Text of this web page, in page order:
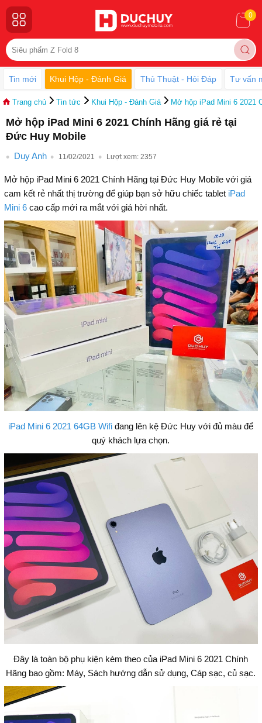
0
Tin mới Khui Hộp - Đánh Giá Thủ Thuật - Hỏi Đáp Tư vấn
Trang chủ Tin tức Khui Hộp - Đánh Giá Mở hộp iPad Mini 6 2021
Mở hộp iPad Mini 6 2021 Chính Hãng giá rẻ tại
Đức Huy Mobile
Duy Anh 11/02/2021 Lượt xem: 2357
Mở hộp iPad Mini 6 2021 Chính Hãng tại Đức Huy Mobile với giá
cam kết rẻ nhất thị trường để giúp bạn sở hữu chiếc tablet iPad
Mini 6cao cấp mới ra mắt với giá hời nhất.
iPad Mini 6 2021 64GB Wifi đang lên kệ Đức Huy với đủ màu để
quý khách lựa chọn.
Đây là toàn bộ phụ kiện kèm theo của iPad Mini 6 2021 Chính
Hãng bao gồm: Máy, Sách hướng dẫn sử dụng, Cáp sạc, củ sạc.